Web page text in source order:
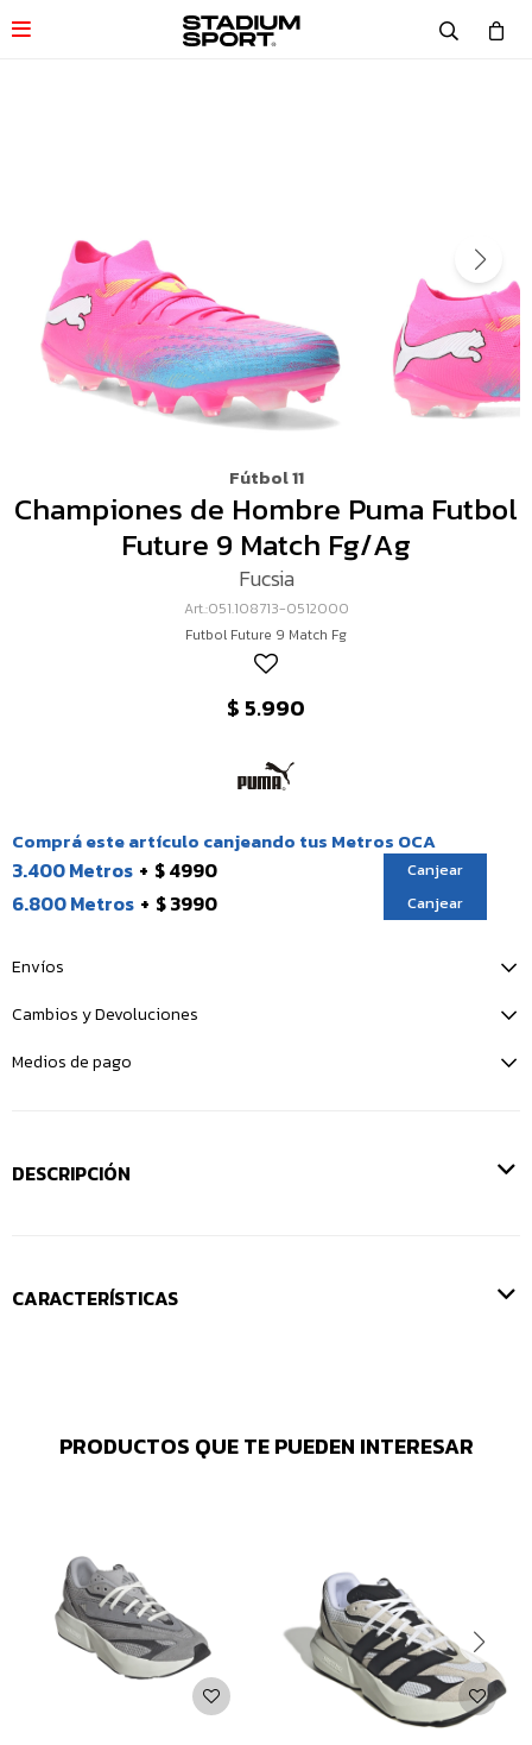

Fútbol 11
Championes de Hombre Puma Futbol
Future 9 Match Fg/Ag
Fucsia
051.108713-0512000
Futbol Future 9 Match Fg
$ 5.990
Comprá este artículo canjeando tus Metros OCA
3.400 Metros $ 4990 Canjear
6.800 Metros $ 3990 Canjear
Envíos
Cambios y Devoluciones
Medios de pago
DESCRIPCIÓN
CARACTERÍSTICAS
PRODUCTOS QUE TE PUEDEN INTERESAR